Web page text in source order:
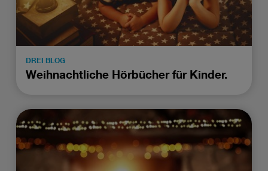
DREI BLOG
Weihnachtliche Hörbücher für Kinder.